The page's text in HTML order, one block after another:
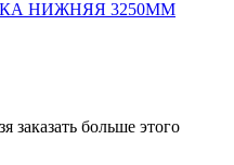
НИЖНЯЯ 3250ММ
заказать больше этого